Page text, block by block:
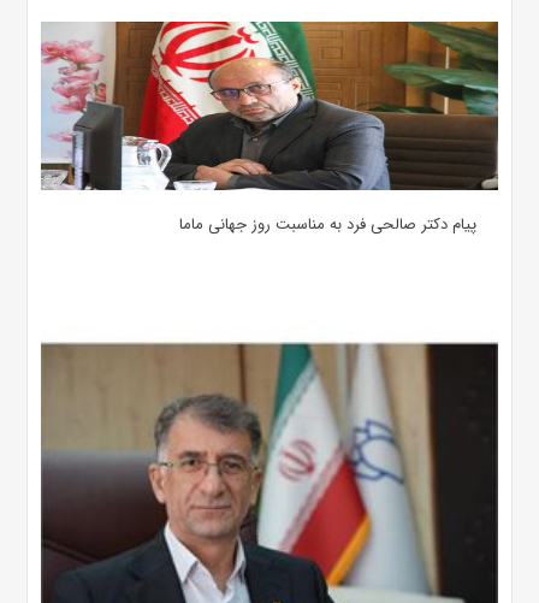
پیام دکتر صالحی فرد به مناسبت روز جهانی ماما